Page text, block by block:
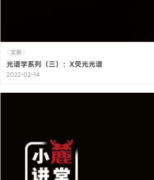
文章
光谱学系列（三）：X荧光光谱
2022-02-14